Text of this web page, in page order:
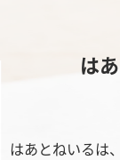
は
はあとねいるは